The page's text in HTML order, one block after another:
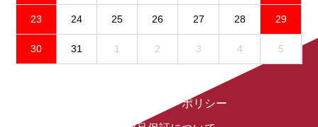
23 24 25 26 27 28 29
30 31 1 2 3 4 5
プライバシーポリシー